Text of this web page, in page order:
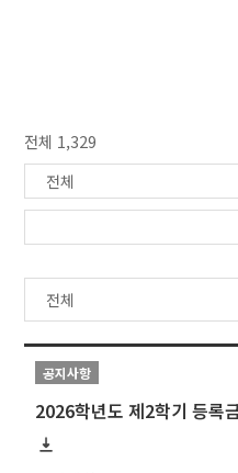
전체 1,329
공지사항
2026학년도 제2학기 등록